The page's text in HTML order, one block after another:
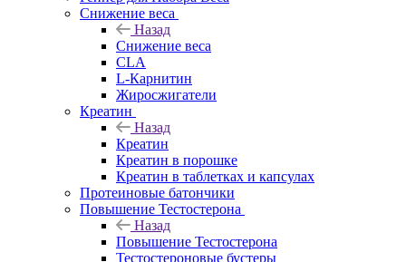
Снижение веса
Назад
Снижение веса
CLA
L-Карнитин
Жиросжигатели
Креатин
Назад
Креатин
Креатин в порошке
Креатин в таблетках и капсулах
Протеиновые батончики
Повышение Тестостерона
Назад
Повышение Тестостерона
Тестостероновые бустеры